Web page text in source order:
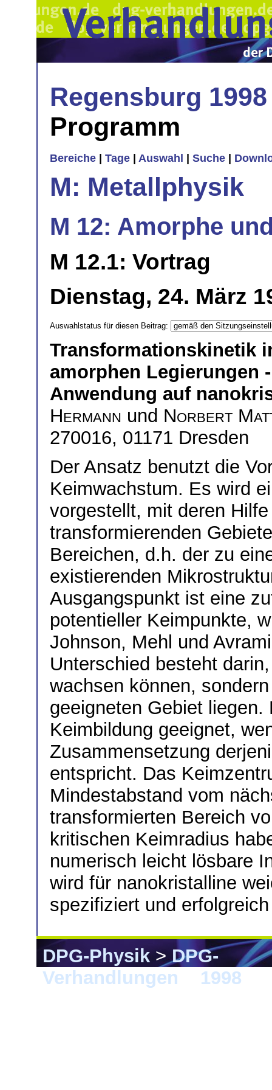
Regensburg 1998
Programm
Bereiche Tage Auswahl Suche
M: Metallphysik
M 12: Amorphe
M 12.1: Vortrag
Dienstag, 24. März
Auswahlstatus für diesen Beitrag:
Transformationskinetik
amorphen Legierungen
Anwendung auf
Hermann und Norbert
270016, 01171 Dresden
Der Ansatz benutzt die
Keimwachstum. Es wird
vorgestellt, mit deren
transformierenden
Bereichen, d.h. der zu
existierenden
Ausgangspunkt ist eine
potentieller Keimpunkte,
Johnson, Mehl und
Unterschied besteht
wachsen können,
geeigneten Gebiet
Keimbildung geeignet,
Zusammensetzung
entspricht. Das
Mindestabstand vom
transformierten Bereich
kritischen Keimradius
numerisch leicht lösbare
wird für nanokristalline
spezifiziert und
DPG-Physik>DPG-
Verhandlungen
1998